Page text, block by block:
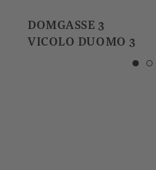
VIA PONTE AQUILA 5